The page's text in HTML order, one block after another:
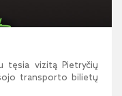
tęsia vizitą Pietryčių
transporto bilietų